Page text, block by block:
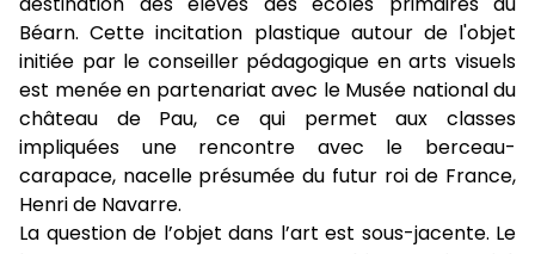
Béarn. Cette incitation plastique autour de l'objet
initiée par le conseiller pédagogique en arts visuels
est menée en partenariat avec le Musée national du
château de Pau, ce qui permet aux classes
impliquées une rencontre avec le berceau-
carapace, nacelle présumée du futur roi de France,
Henri de Navarre.
La question de l’objet dans l’art est sous-jacente. Le